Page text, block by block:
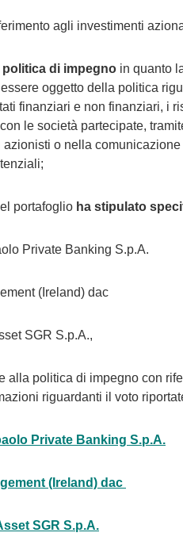
agli investimenti
di impegno in quanto
oggetto della politica
finanziari e non finanziari, i
le società partecipate,
o nella
portafoglio ha stipulato
Private Banking S.p.A.
(Ireland) dac
SGR S.p.A.,
alla politica di impegno con
riguardanti il voto
Private Banking S.p.A.
(Ireland) dac
SGR S.p.A.